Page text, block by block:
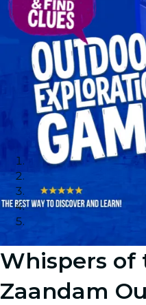
Whispers of
Zaandam